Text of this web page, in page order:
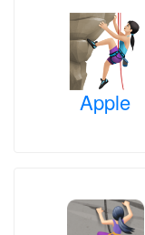
Apple